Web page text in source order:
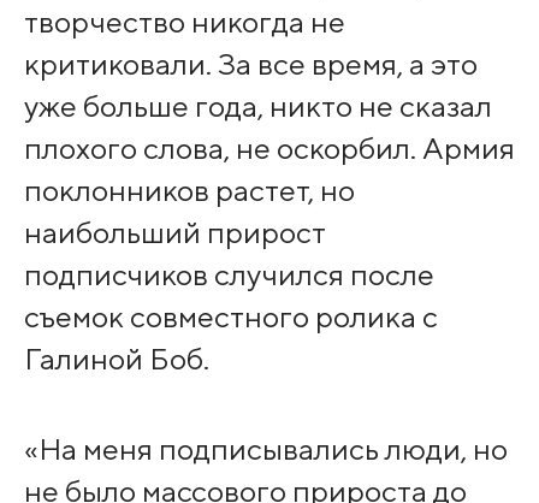
творчество никогда не
критиковали. За все время, а это
уже больше года, никто не сказал
плохого слова, не оскорбил. Армия
поклонников растет, но
наибольший прирост
подписчиков случился после
съемок совместного ролика с
Галиной Боб.
«На меня подписывались люди, но
не было массового прироста до